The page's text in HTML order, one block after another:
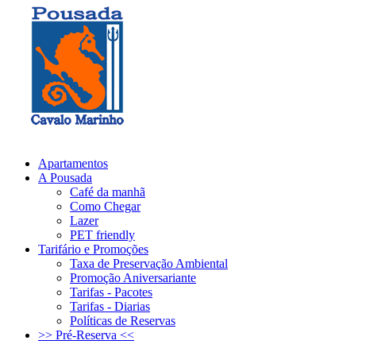
Apartamentos
A Pousada
Café da manhã
Como Chegar
Lazer
PET friendly
Tarifário e Promoções
Taxa de Preservação Ambiental
Promoção Aniversariante
Tarifas - Pacotes
Tarifas - Diarias
Políticas de Reservas
>> Pré-Reserva <<